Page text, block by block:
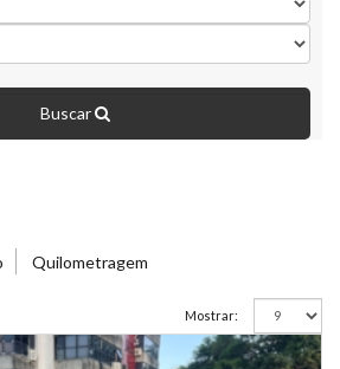
Buscar
Quilometragem
Mostrar: